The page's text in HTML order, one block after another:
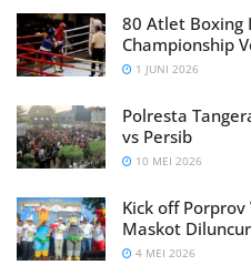
80 Atlet Boxing
Championship
1 JUNI 2026
Polresta
vs Persib
10 MEI 2026
Kick off
Maskot
4 MEI 2026